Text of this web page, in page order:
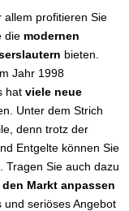
allem profitieren Sie
die modernen
bieten.
Jahr 1998
hat viele neue
Unter dem Strich
denn trotz der
Entgelte können Sie
Tragen Sie auch dazu
Markt anpassen
und seriöses Angebot